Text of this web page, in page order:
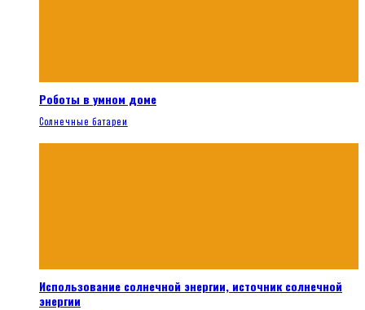
Роботы в умном доме
Солнечные батареи
Использование солнечной энергии, источник солнечной
энергии